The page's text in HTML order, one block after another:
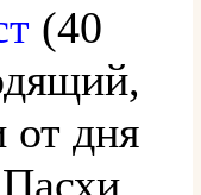
(40
от дня